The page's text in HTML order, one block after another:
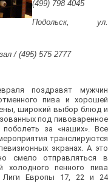
(499) 798 4045
Подольск, ул.
/ (495) 575 2777
поздравят мужчин
пива и хорошей
широкий выбор блюд и
под пивоваренное
за «наших». Все
транслируются
экранах. А это
смело отправляться в
холодного пенного пива
Лиги Европы 17, 22 и 24